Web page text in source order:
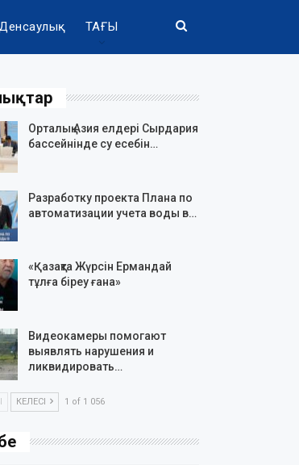
ТАҒЫ
Орталық Азия елдері Сырдария
бассейнінде су есебін…
Разработку проекта Плана по
автоматизации учета воды в…
«Қазақта Жүрсін Ермандай
тұлға біреу ғана»
Видеокамеры помогают
выявлять нарушения и
ликвидировать…
КЕЛЕСІ 1 of 1 056